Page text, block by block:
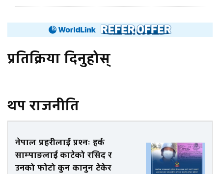
प्रतिक्रिया दिनुहोस्
थप राजनीति
नेपाल प्रहरीलाई प्रश्नः हर्क
साम्पाङलाई काटेको रसिद र
उनको फाेटो कुन कानुन टेकेर